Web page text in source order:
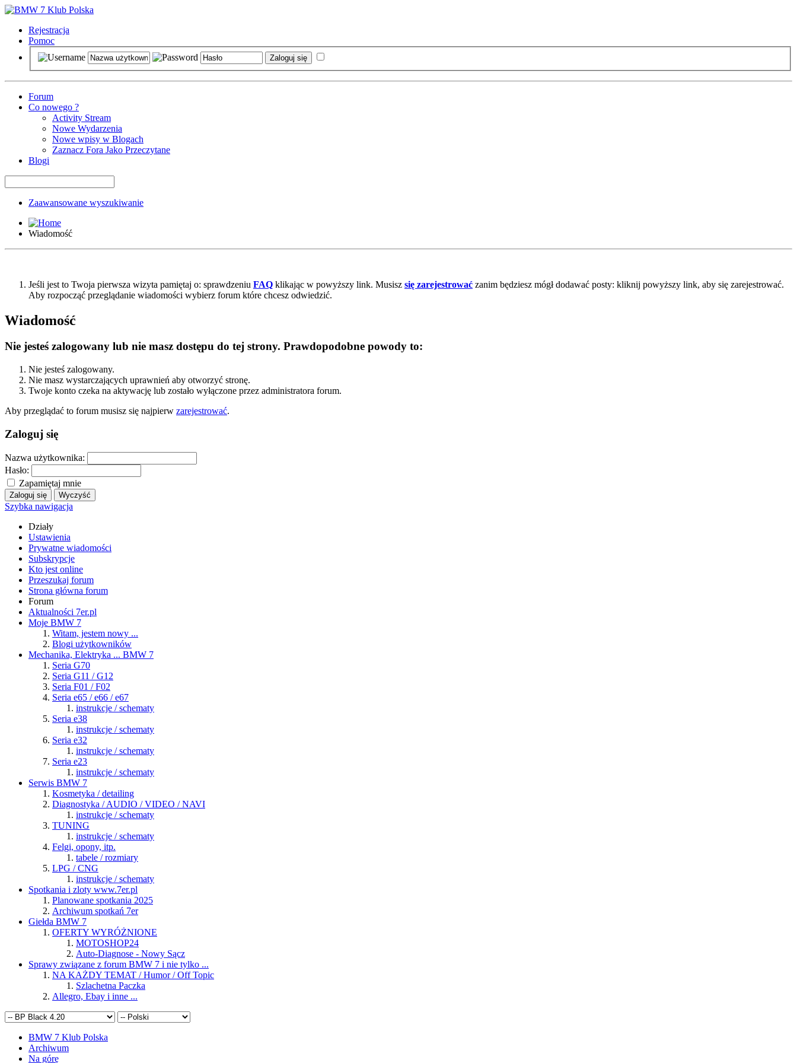
Rejestracja
Pomoc
Forum
Co nowego ?
Activity Stream
Nowe Wydarzenia
Nowe wpisy w Blogach
Zaznacz Fora Jako Przeczytane
Blogi
Zaawansowane wyszukiwanie
Wiadomość
Jeśli jest to Twoja pierwsza wizyta pamiętaj o: sprawdzeniu FAQ klikając w powyższy link. Musisz się zarejestrować zanim będziesz mógł dodawać posty: kliknij powyższy link, aby się zarejestrować.
Aby rozpocząć przeglądanie wiadomości wybierz forum które chcesz odwiedzić.
Wiadomość
Nie jesteś zalogowany lub nie masz dostępu do tej strony. Prawdopodobne powody to:
Nie jesteś zalogowany.
Nie masz wystarczających uprawnień aby otworzyć stronę.
Twoje konto czeka na aktywację lub zostało wyłączone przez administratora forum.
Aby przeglądać to forum musisz się najpierw zarejestrować.
Zaloguj się
Nazwa użytkownika:
Hasło:
Zapamiętaj mnie
Szybka nawigacja
Działy
Ustawienia
Prywatne wiadomości
Subskrypcje
Kto jest online
Przeszukaj forum
Strona główna forum
Forum
Aktualności 7er.pl
Moje BMW 7
Witam, jestem nowy ...
Blogi użytkowników
Mechanika, Elektryka ... BMW 7
Seria G70
Seria G11 / G12
Seria F01 / F02
Seria e65 / e66 / e67
instrukcje / schematy
Seria e38
instrukcje / schematy
Seria e32
instrukcje / schematy
Seria e23
instrukcje / schematy
Serwis BMW 7
Kosmetyka / detailing
Diagnostyka / AUDIO / VIDEO / NAVI
instrukcje / schematy
TUNING
instrukcje / schematy
Felgi, opony, itp.
tabele / rozmiary
LPG / CNG
instrukcje / schematy
Spotkania i zloty www.7er.pl
Planowane spotkania 2025
Archiwum spotkań 7er
Giełda BMW 7
OFERTY WYRÓŻNIONE
MOTOSHOP24
Auto-Diagnose - Nowy Sącz
Sprawy związane z forum BMW 7 i nie tylko ...
NA KAŻDY TEMAT / Humor / Off Topic
Szlachetna Paczka
Allegro, Ebay i inne ...
BMW 7 Klub Polska
Archiwum
Na górę